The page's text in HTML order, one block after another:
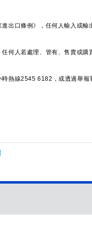
口條例》，任何人輸入或輸
人若處理、管有、售賣或購
熱線2545 6182，或透過舉報